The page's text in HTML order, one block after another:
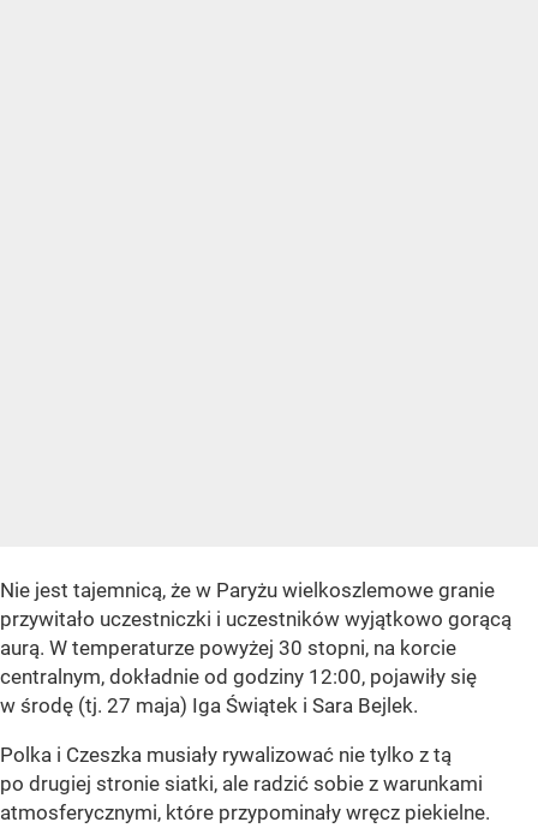
Nie jest tajemnicą, że w Paryżu wielkoszlemowe granie
przywitało uczestniczki i uczestników wyjątkowo gorącą
aurą. W temperaturze powyżej 30 stopni, na korcie
centralnym, dokładnie od godziny 12:00, pojawiły się
w środę (tj. 27 maja) Iga Świątek i Sara Bejlek.
Polka i Czeszka musiały rywalizować nie tylko z tą
po drugiej stronie siatki, ale radzić sobie z warunkami
atmosferycznymi, które przypominały wręcz piekielne.